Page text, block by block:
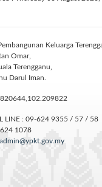
Keluarga
Omar,
Terengganu,
Darul Iman.
LINE : 09-624 9355 / 57 / 58
1078
admin@ypkt.gov.my